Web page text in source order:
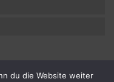
du die Website weiter